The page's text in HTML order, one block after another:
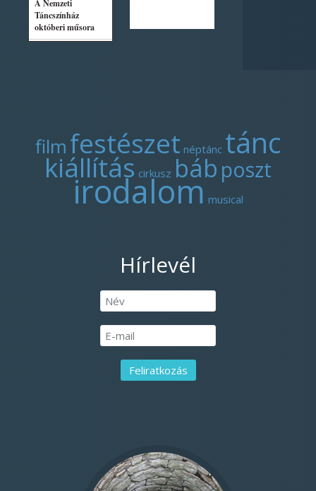
filmfestészet néptánc tánc
kiállítás cirkusz báb poszt
irodalom musical
Hírlevél